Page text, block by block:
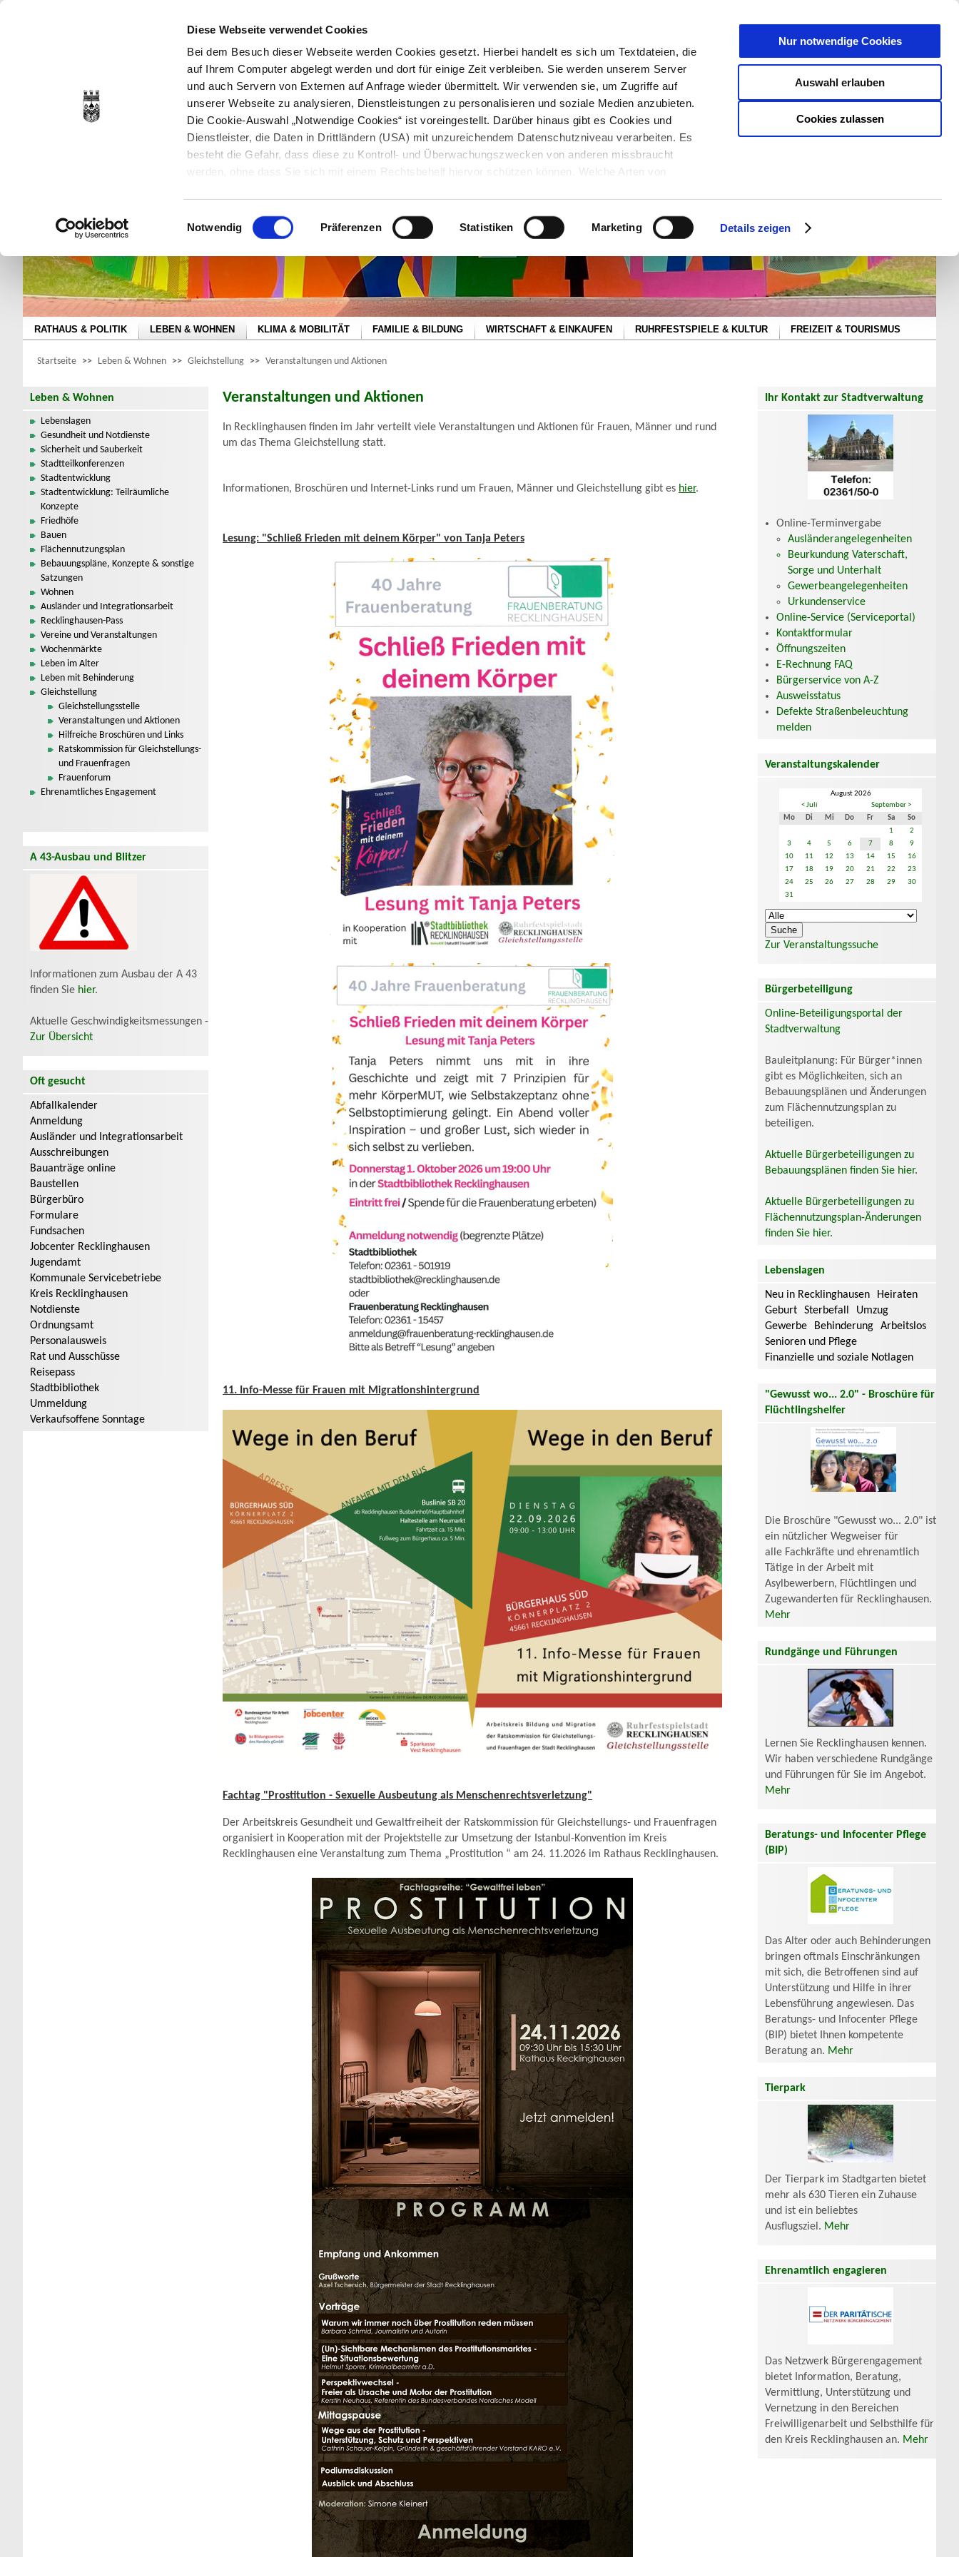
Diese Webseite verwendet Cookies
Bei dem Besuch dieser Webseite werden Cookies gesetzt. Hierbei handelt es sich um Textdateien, die
auf Ihrem Computer abgelegt werden und dort für einige Zeit verbleiben. Sie werden unserem Server
und auch Servern von Externen auf Anfrage wieder übermittelt. Wir verwenden sie, um Zugriffe auf
unserer Webseite zu analysieren, Dienstleistungen zu personalisieren und soziale Medien anzubieten.
Die Cookie-Auswahl „Notwendige Cookies“ ist voreingestellt. Darüber hinaus gibt es Cookies und
Dienstleister, die Daten in Drittländern (USA) mit unzureichendem Datenschutzniveau verarbeiten. Es
besteht die Gefahr, dass diese zu Kontroll- und Überwachungszwecken von anderen missbraucht
werden, ohne dass Sie sich mit einem Rechtsbehelf hiervor schützen können. Welche Arten von
Datenschutzerklärung
entnehmen. Die von Ihnen getroffene Auswahl der gewünschten Cookies kann
jederzeit mit Wirkung für die Zukunft angepasst oder
werden.
Einwilligungsauswahl
Notwendig Präferenzen Statistiken Marketing Details zeigen
Cookies zulassen
Auswahl erlauben
Nur notwendige Cookies
STARTSEITE
SCHRIFTGRÖßE:
RATHAUS & POLITIK LEBEN & WOHNEN KLIMA & MOBILITÄT FAMILIE & BILDUNG WIRTSCHAFT & EINKAUFEN RUHRFESTSPIELE & KULTUR FREIZEIT & TOURISMUS
Startseite >> Leben & Wohnen >> Gleichstellung >> Veranstaltungen und Aktionen
Leben & Wohnen
Lebenslagen
Gesundheit und Notdienste
Sicherheit und Sauberkeit
Stadtteilkonferenzen
Stadtentwicklung
Stadtentwicklung: Teilräumliche
Konzepte
Friedhöfe
Bauen
Flächennutzungsplan
Bebauungspläne, Konzepte & sonstige
Satzungen
Wohnen
Ausländer und Integrationsarbeit
Recklinghausen-Pass
Vereine und Veranstaltungen
Wochenmärkte
Leben im Alter
Leben mit Behinderung
Gleichstellung
Gleichstellungsstelle
Veranstaltungen und Aktionen
Hilfreiche Broschüren und Links
Ratskommission für Gleichstellungs-
und Frauenfragen
Frauenforum
Ehrenamtliches Engagement
A 43-Ausbau und Blitzer
Informationen zum Ausbau der A 43
finden Sie hier.
Aktuelle Geschwindigkeitsmessungen -
Zur Übersicht
Oft gesucht
Abfallkalender
Anmeldung
Ausländer und Integrationsarbeit
Ausschreibungen
Bauanträge online
Baustellen
Bürgerbüro
Formulare
Fundsachen
Jobcenter Recklinghausen
Jugendamt
Kommunale Servicebetriebe
Kreis Recklinghausen
Notdienste
Ordnungsamt
Personalausweis
Rat und Ausschüsse
Reisepass
Stadtbibliothek
Ummeldung
Verkaufsoffene Sonntage
Veranstaltungen und Aktionen
In Recklinghausen finden im Jahr verteilt viele Veranstaltungen und Aktionen für Frauen, Männer und rund
um das Thema Gleichstellung statt.
Informationen, Broschüren und Internet-Links rund um Frauen, Männer und Gleichstellung gibt es hier.
Lesung: "Schließ Frieden mit deinem Körper" von Tanja Peters
11. Info-Messe für Frauen mit Migrationshintergrund
Fachtag "Prostitution - Sexuelle Ausbeutung als Menschenrechtsverletzung"
Der Arbeitskreis Gesundheit und Gewaltfreiheit der Ratskommission für Gleichstellungs- und Frauenfragen
organisiert in Kooperation mit der Projektstelle zur Umsetzung der Istanbul-Konvention im Kreis
Recklinghausen eine Veranstaltung zum Thema „Prostitution “ am 24. 11.2026 im Rathaus Recklinghausen.
Ihr Kontakt zur Stadtverwaltung
Online-Terminvergabe
Ausländerangelegenheiten
Beurkundung Vaterschaft,
Sorge und Unterhalt
Gewerbeangelegenheiten
Urkundenservice
Online-Service (Serviceportal)
Kontaktformular
Öffnungszeiten
E-Rechnung FAQ
Bürgerservice von A-Z
Ausweisstatus
Defekte Straßenbeleuchtung
melden
Veranstaltungskalender
August 2026
< Juli
September >
Mo
Di Mi Do Fr Sa
So
1
2
3
4 5 6 7 8
9
10
11 12 13 14 15
16
17
18 19 20 21 22
23
24
25 26 27 28 29
30
31
Zur Veranstaltungssuche
Bürgerbeteiligung
Online-Beteiligungsportal der
Stadtverwaltung
Bauleitplanung: Für Bürger*innen
gibt es Möglichkeiten, sich an
Bebauungsplänen und Änderungen
zum Flächennutzungsplan zu
beteiligen.
Aktuelle Bürgerbeteiligungen zu
Bebauungsplänen finden Sie hier.
Aktuelle Bürgerbeteiligungen zu
Flächennutzungsplan-Änderungen
finden Sie hier.
Lebenslagen
Neu in Recklinghausen
Heiraten
Geburt
Sterbefall
Umzug
Gewerbe
Behinderung
Arbeitslos
Senioren und Pflege
Finanzielle und soziale Notlagen
"Gewusst wo... 2.0" - Broschüre für
Flüchtlingshelfer
Die Broschüre "Gewusst wo... 2.0" ist
ein nützlicher Wegweiser für
alle Fachkräfte und ehrenamtlich
Tätige in der Arbeit mit
Asylbewerbern, Flüchtlingen und
Zugewanderten für Recklinghausen.
Mehr
Rundgänge und Führungen
Lernen Sie Recklinghausen kennen.
Wir haben verschiedene Rundgänge
und Führungen für Sie im Angebot.
Mehr
Beratungs- und Infocenter Pflege
(BIP)
Das Alter oder auch Behinderungen
bringen oftmals Einschränkungen
mit sich, die Betroffenen sind auf
Unterstützung und Hilfe in ihrer
Lebensführung angewiesen. Das
Beratungs- und Infocenter Pflege
(BIP) bietet Ihnen kompetente
Beratung an. Mehr
Tierpark
Der Tierpark im Stadtgarten bietet
mehr als 630 Tieren ein Zuhause
und ist ein beliebtes
Ausflugsziel. Mehr
Ehrenamtlich engagieren
Das Netzwerk Bürgerengagement
bietet Information, Beratung,
Vermittlung, Unterstützung und
Vernetzung in den Bereichen
Freiwilligenarbeit und Selbsthilfe für
den Kreis Recklinghausen an. Mehr